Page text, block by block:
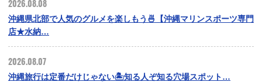
2026.08.08
沖縄県北部で人気のグルメを楽しもう🍜【沖縄マリンスポーツ専門
店★水納…
2026.08.07
沖縄旅行は定番だけじゃない🏝️知る人ぞ知る穴場スポット…